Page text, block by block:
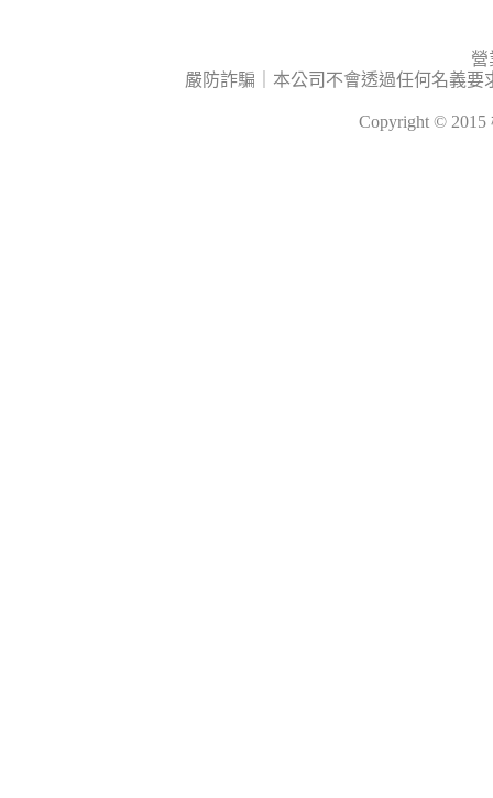
營
嚴防詐騙｜本公司不會透過任何名義
Copyright ©